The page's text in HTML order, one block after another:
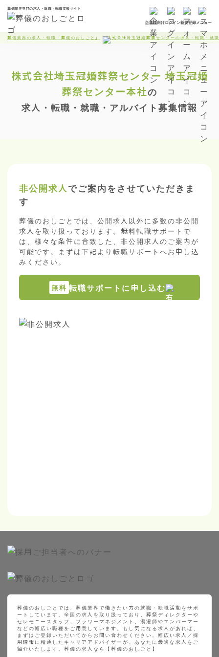
葬儀業界専門の求人・就職・転職支援サイト
企業様向けログイン新規登録メニュー
葬儀業界の求人・転職「葬儀のおしごと」 株式会社埼玉冠婚葬祭センターの求人・転職・就
株式会社埼玉冠婚葬祭センター 埼玉冠婚
葬祭センター本社の
求人・転職・就職・アルバイト募集情報
非公開求人でご案内をさせていただきま
す
葬儀のおしごとでは、公開求人以外に多数の非公開
求人を取り扱っております。無料転職サポートで
は、様々な条件に合致した、非公開求人のご案内が
可能です。まずは下記より転職サポートへお申し込
みください。
無料 転職サポートに申し込む
葬儀のおしごとでは、葬儀業界で働きたい方の就職・転職活動をサポ
ートしています。全国の求人を取り扱っており、葬祭ディレクターや
セレモニースタッフ、フラワーマネジメント、湯灌師やエンバーマー
などの幅広い職種をご用意しています。もし気になる求人があれば、
まずはご登録いただいてからお問い合わせください。幅広い求人／採
用情報に精通したキャリアアドバイザーが、あなたに最適な求人をご
紹介いたします。葬儀の求人なら【葬儀のおしごと】